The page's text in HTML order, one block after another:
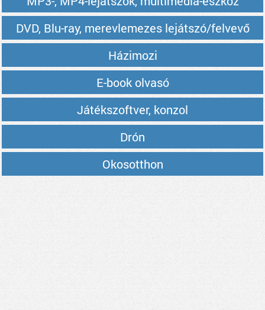
DVD, Blu-ray, merevlemezes lejátszó/felvevő
Házimozi
E-book olvasó
Játékszoftver, konzol
Drón
Okosotthon